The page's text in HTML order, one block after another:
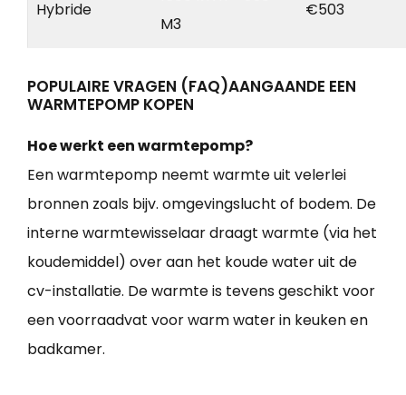
Hybride
M3
€503
POPULAIRE VRAGEN (FAQ)AANGAANDE EEN
WARMTEPOMP KOPEN
Hoe werkt een warmtepomp?
Een warmtepomp neemt warmte uit velerlei
bronnen zoals bijv. omgevingslucht of bodem. De
interne warmtewisselaar draagt warmte (via het
koudemiddel) over aan het koude water uit de
cv-installatie. De warmte is tevens geschikt voor
een voorraadvat voor warm water in keuken en
badkamer.